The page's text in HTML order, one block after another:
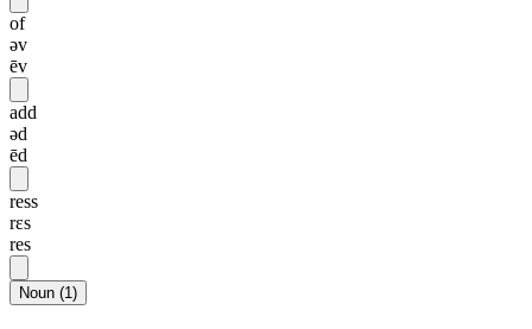
of
əv
ēv
add
əd
ēd
ress
rɛs
res
Noun (1)